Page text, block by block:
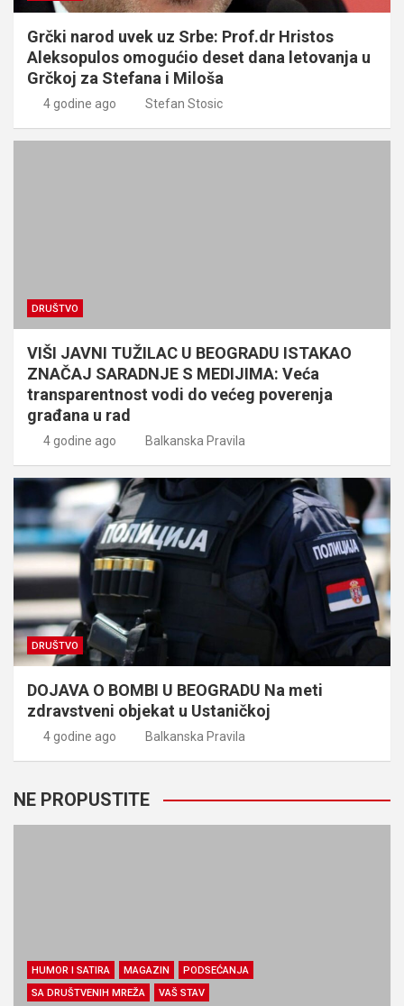
Grčki narod uvek uz Srbe: Prof.dr Hristos
Aleksopulos omogućio deset dana letovanja u
Grčkoj za Stefana i Miloša
4 godine ago Stefan Stosic
DRUŠTVO
VIŠI JAVNI TUŽILAC U BEOGRADU ISTAKAO
ZNAČAJ SARADNJE S MEDIJIMA: Veća
transparentnost vodi do većeg poverenja
građana u rad
4 godine ago Balkanska Pravila
DRUŠTVO
DOJAVA O BOMBI U BEOGRADU Na meti
zdravstveni objekat u Ustaničkoj
4 godine ago Balkanska Pravila
NE PROPUSTITE
HUMOR I SATIRA MAGAZIN
PODSEĆANJA
SA DRUŠTVENIH MREŽA
VAŠ STAV